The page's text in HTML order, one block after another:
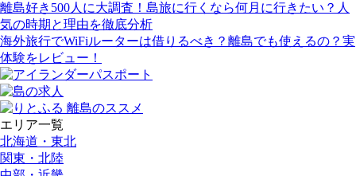
離島好き500人に大調査！島旅に行くなら何月に行きたい？人
気の時期と理由を徹底分析
海外旅行でWiFiルーターは借りるべき？離島でも使えるの？実
体験をレビュー！
エリア一覧
北海道・東北
関東・北陸